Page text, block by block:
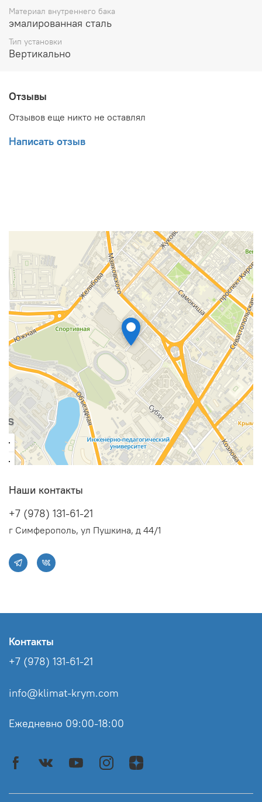
Материал внутреннего бака
эмалированная сталь
Тип установки
Вертикально
Отзывы
Отзывов еще никто не оставлял
Написать отзыв
Наши контакты
+7 (978) 131-61-21
г Симферополь, ул Пушкина, д 44/1
Контакты
+7 (978) 131-61-21
info@klimat-krym.com
Ежедневно 09:00-18:00